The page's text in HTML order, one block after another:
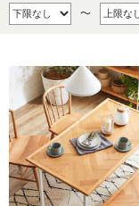
～